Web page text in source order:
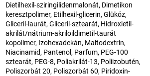
Dietilhexil-sziringilidenmalonát, Dimetikon
keresztpolimer, Etilhexil-glicerin, Glükóz,
Gliceril-laurát, Gliceril-sztearát, Hidroxietil-
akrilát/nátrium-akriloildimetil-taurát
kopolimer, Izohexadekán, Maltodextrin,
Niacinamid, Pantenol, Parfum, PEG-100
sztearát, PEG-8, Poliakrilát-13, Poliizobutén,
Poliszorbát 20, Poliszorbát 60, Piridoxin-